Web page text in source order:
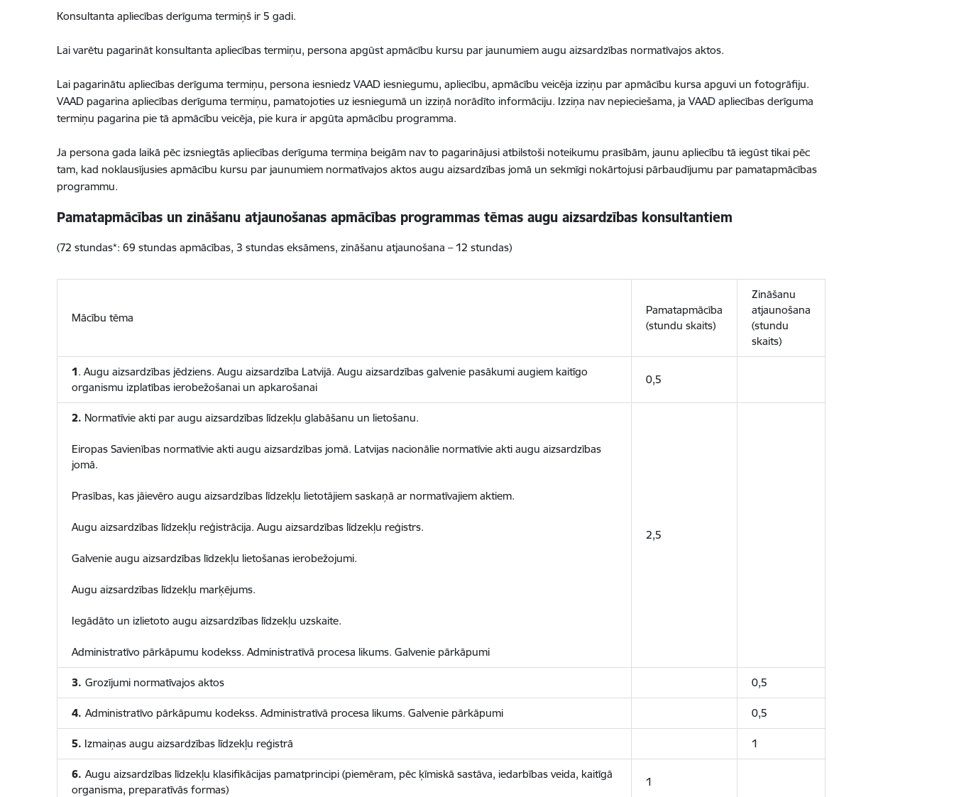
Konsultanta apliecības derīguma termiņš ir 5 gadi.
Lai varētu pagarināt konsultanta apliecības termiņu, persona apgūst apmācību kursu par jaunumiem augu aizsardzības normatīvajos aktos.
Lai pagarinātu apliecības derīguma termiņu, persona iesniedz VAAD iesniegumu, apliecību, apmācību veicēja izziņu par apmācību kursa apguvi un fotogrāfiju.
VAAD pagarina apliecības derīguma termiņu, pamatojoties uz iesniegumā un izziņā norādīto informāciju. Izziņa nav nepieciešama, ja VAAD apliecības derīguma
termiņu pagarina pie tā apmācību veicēja, pie kura ir apgūta apmācību programma.
Ja persona gada laikā pēc izsniegtās apliecības derīguma termiņa beigām nav to pagarinājusi atbilstoši noteikumu prasībām, jaunu apliecību tā iegūst tikai pēc
tam, kad noklausījusies apmācību kursu par jaunumiem normatīvajos aktos augu aizsardzības jomā un sekmīgi nokārtojusi pārbaudījumu par pamatapmācības
programmu.
Pamatapmācības un zināšanu atjaunošanas apmācības programmas tēmas augu aizsardzības konsultantiem
(72 stundas*: 69 stundas apmācības, 3 stundas eksāmens, zināšanu atjaunošana – 12 stundas)
Mācību tēma
Pamatapmācība
(stundu skaits)
Zināšanu
atjaunošana
(stundu
skaits)
1. Augu aizsardzības jēdziens. Augu aizsardzība Latvijā. Augu aizsardzības galvenie pasākumi augiem kaitīgo
organismu izplatības ierobežošanai un apkarošanai
0,5
2. Normatīvie akti par augu aizsardzības līdzekļu glabāšanu un lietošanu.
Eiropas Savienības normatīvie akti augu aizsardzības jomā. Latvijas nacionālie normatīvie akti augu aizsardzības
jomā.
Prasības, kas jāievēro augu aizsardzības līdzekļu lietotājiem saskaņā ar normatīvajiem aktiem.
Augu aizsardzības līdzekļu reģistrācija. Augu aizsardzības līdzekļu reģistrs.
Galvenie augu aizsardzības līdzekļu lietošanas ierobežojumi.
Augu aizsardzības līdzekļu marķējums.
Iegādāto un izlietoto augu aizsardzības līdzekļu uzskaite.
Administratīvo pārkāpumu kodekss. Administratīvā procesa likums. Galvenie pārkāpumi
2,5
3. Grozījumi normatīvajos aktos 0,5
4. Administratīvo pārkāpumu kodekss. Administratīvā procesa likums. Galvenie pārkāpumi 0,5
5. Izmaiņas augu aizsardzības līdzekļu reģistrā 1
6. Augu aizsardzības līdzekļu klasifikācijas pamatprincipi (piemēram, pēc ķīmiskā sastāva, iedarbības veida, kaitīgā
organisma, preparatīvās formas)
1